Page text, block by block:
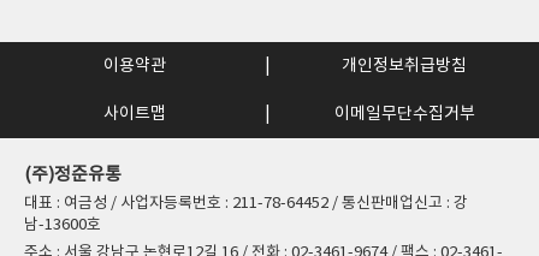
이용약관 개인정보취급방침
사이트맵 이메일무단수집거부
(주)정준유통
대표 : 여금성 / 사업자등록번호 : 211-78-64452 / 통신판매업신고 : 강
남-13600호